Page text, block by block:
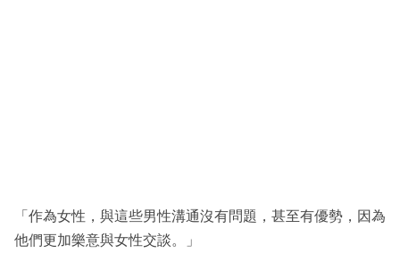
「作為女性，與這些男性溝通沒有問題，甚至有優勢，因為
他們更加樂意與女性交談。」